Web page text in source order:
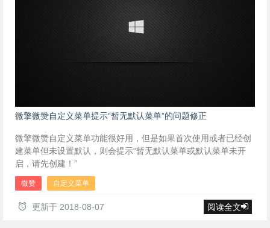
微擎微赞自定义菜单提示“暂无默认菜单”的问题修正
微擎微赞自定义菜单功能很好用，但是如果首次使用或者已经创
建菜单但未设置默认，则会提示“暂无默认菜单或默认菜单未开
启，请先创建！”
微赞 自定义菜单
更新于 2018-08-07 阅读全文